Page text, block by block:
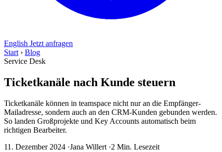
English Jetzt anfragen
Start › Blog
Service Desk
Ticketkanäle nach Kunde steuern
Ticketkanäle können in teamspace nicht nur an die Empfänger-
Mailadresse, sondern auch an den CRM-Kunden gebunden werden.
So landen Großprojekte und Key Accounts automatisch beim
richtigen Bearbeiter.
11. Dezember 2024 ·Jana Willert ·2 Min. Lesezeit